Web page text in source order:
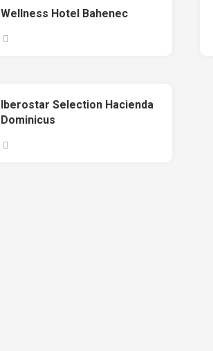
Wellness Hotel Bahenec
Iberostar Selection Hacienda
Dominicus